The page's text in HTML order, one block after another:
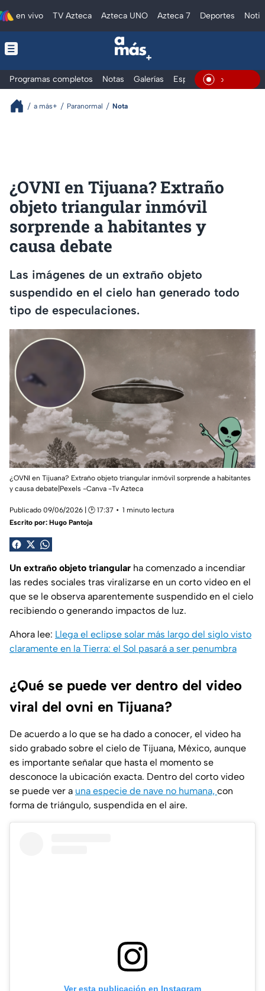
en vivo TV Azteca Azteca UNO Azteca 7 Deportes
Programas completos Notas Galerías Especiales En Vivo
a más+ Paranormal Nota
¿OVNI en Tijuana? Extraño
objeto triangular inmóvil
sorprende a habitantes y
causa debate
Las imágenes de un extraño objeto
suspendido en el cielo han generado todo
tipo de especulaciones.
¿OVNI en Tijuana? Extraño objeto triangular inmóvil sorprende a habitantes
y causa debate|Pexels -Canva -Tv Azteca
Publicado 09/06/2026 | 🕑 17:37
1 minuto lectura
Escrito por: Hugo Pantoja
Un extraño objeto triangular ha comenzado a incendiar
las redes sociales tras viralizarse en un corto video en el
que se le observa aparentemente suspendido en el cielo
recibiendo o generando impactos de luz.
Ahora lee: Llega el eclipse solar más largo del siglo visto
claramente en la Tierra: el Sol pasará a ser penumbra
¿Qué se puede ver dentro del video
viral del ovni en Tijuana?
De acuerdo a lo que se ha dado a conocer, el video ha
sido grabado sobre el cielo de Tijuana, México, aunque
es importante señalar que hasta el momento se
desconoce la ubicación exacta. Dentro del corto video
se puede ver a una especie de nave no humana, con
forma de triángulo, suspendida en el aire.
Ver esta publicación en Instagram